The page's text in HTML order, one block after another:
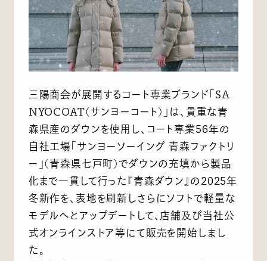
三陽商会が展開するコート専業ブランド「SA
NYOCOAT(サンヨーコート)」は、貴重な青
森県産のダウンを使用し、コート専業56年の
自社工場「サンヨーソーイング 青森ファクトリ
ー」(青森県七戸町)でダウンの充填から製品
化まで一貫して行った『青森ダウン』の2025年
冬新作を、表地を刷新しさらにソフトで軽量な
モデルへとアップデートして、店舗及び当社公
式オンラインストア等にて販売を開始しまし
た。